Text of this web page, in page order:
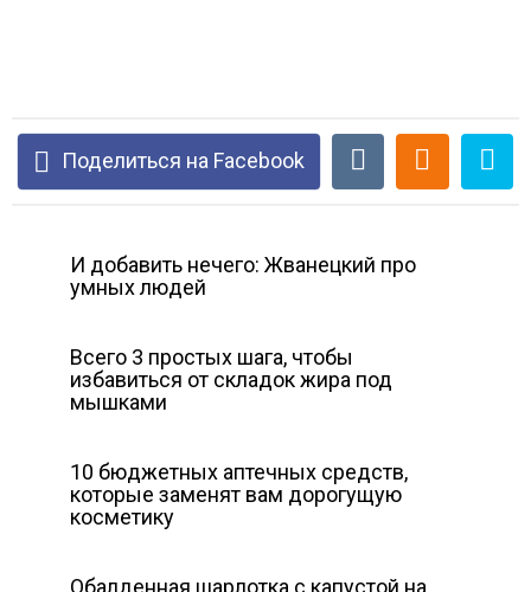
Поделиться на Facebook
И добавить нечего: Жванецкий про
умных людей
Всего 3 простых шага, чтобы
избавиться от складок жира под
мышками
10 бюджетных аптечных средств,
которые заменят вам дорогущую
косметику
Обалденная шарлотка с капустой на